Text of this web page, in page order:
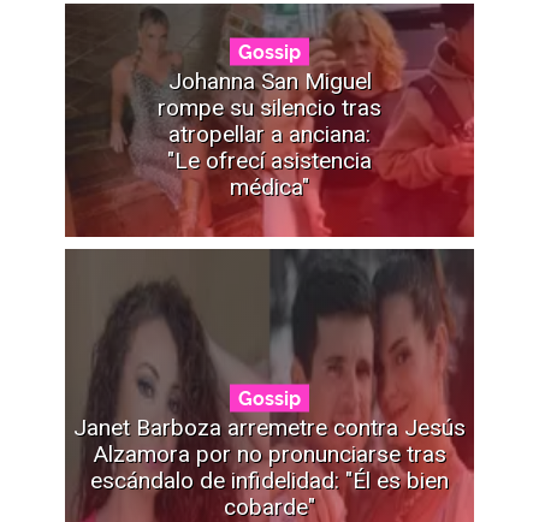
Gossip
Johanna San Miguel
rompe su silencio tras
atropellar a anciana:
"Le ofrecí asistencia
médica"
Gossip
Janet Barboza arremetre contra Jesús
Alzamora por no pronunciarse tras
escándalo de infidelidad: "Él es bien
cobarde"